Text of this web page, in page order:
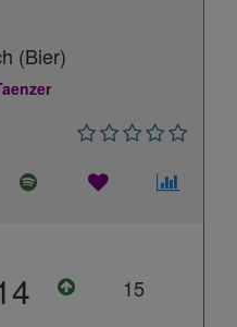
(Bier)
15